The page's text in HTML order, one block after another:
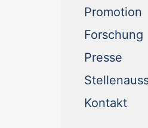
Promotion
Forschung
Presse
Kontakt